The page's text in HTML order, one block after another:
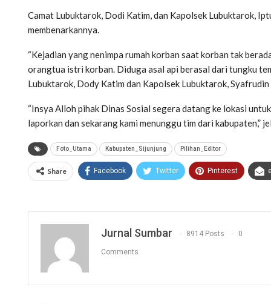
Camat Lubuktarok, Dodi Katim, dan Kapolsek Lubuktarok,
membenarkannya.
“Kejadian yang nenimpa rumah korban saat korban tak
orangtua istri korban. Diduga asal api berasal dari tungku
Lubuktarok, Dody Katim dan Kapolsek Lubuktarok,
“Insya Alloh pihak Dinas Sosial segera datang ke lokasi
laporkan dan sekarang kami menunggu tim dari kabupaten,”
Foto_Utama Kabupaten_Sijunjung Pilihan_Editor
Share Facebook Twitter Pinterest
Jurnal Sumbar 8914 Posts 0
Comments